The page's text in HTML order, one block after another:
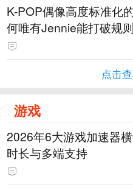
K-POP偶像高度标准化
何唯有Jennie能打破规
点击
游戏
2026年6大游戏加速器
时长与多端支持